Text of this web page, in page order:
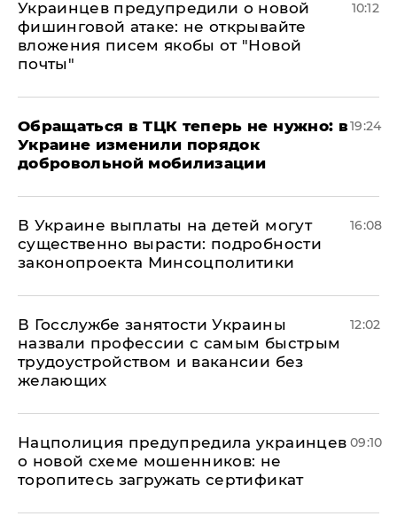
Украинцев предупредили о новой
фишинговой атаке: не открывайте
вложения писем якобы от "Новой
почты"
10:12
Обращаться в ТЦК теперь не нужно: в
Украине изменили порядок
добровольной мобилизации
19:24
В Украине выплаты на детей могут
существенно вырасти: подробности
законопроекта Минсоцполитики
16:08
В Госслужбе занятости Украины
назвали профессии с самым быстрым
трудоустройством и вакансии без
желающих
12:02
Нацполиция предупредила украинцев
о новой схеме мошенников: не
торопитесь загружать сертификат
09:10